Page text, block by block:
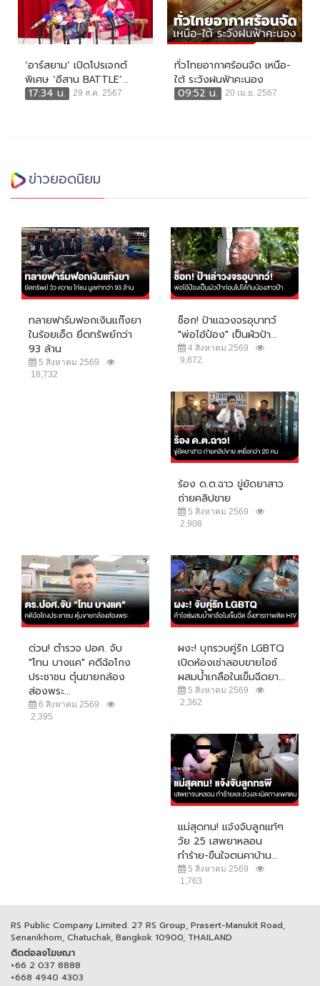
‘อาร์สยาม’ เปิดโปรเจกต์
พิเศษ ‘อีสาน BATTLE’...
17:34 น.
29 ส.ค. 2567
ทั่วไทยอากาศร้อนจัด เหนือ-
ใต้ ระวังฝนฟ้าคะนอง
09:52 น.
20 เม.ย. 2567
ข่าวยอดนิยม
ทลายฟาร์มฟอกเงินแก๊งยา
ในร้อยเอ็ด ยึดทรัพย์กว่า
93 ล้าน
5 สิงหาคม 2569
18,732
ช็อก! ป้าแฉวงจรอุบาทว์
"พ่อไอ้ป๋อง" เป็นผัวป้า...
4 สิงหาคม 2569
9,872
ร้อง ด.ต.ฉาว ขู่ยัดยาสาว
ถ่ายคลิปขาย
5 สิงหาคม 2569
2,908
ด่วน! ตำรวจ ปอศ. จับ
"โทน บางแค" คดีฉ้อโกง
ประชาชน ตุ๋นขายกล้อง
ส่องพระ...
6 สิงหาคม 2569
2,395
ผงะ! บุกรวบคู่รัก LGBTQ
เปิดห้องเช่าลอบขายไอซ์
ผสมน้ำเกลือในเข็มฉีดยา...
5 สิงหาคม 2569
2,362
แม่สุดทน! แจ้งจับลูกแท้ๆ
วัย 25 เสพยาหลอน
ทำร้าย-ขืนใจตนคาบ้าน...
5 สิงหาคม 2569
1,763
RS Public Company Limited. 27 RS Group, Prasert-Manukit Road,
Senanikhom, Chatuchak, Bangkok 10900, THAILAND
ติดต่อลงโฆษณา
+66 2 037 8888
+668 4940 4303